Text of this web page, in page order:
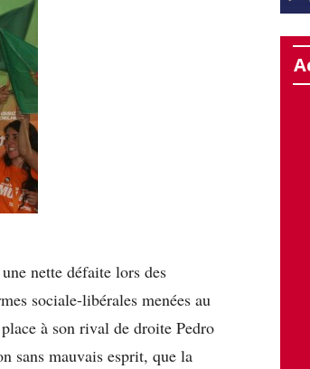
nette défaite lors des
sociale-libérales menées au
à son rival de droite Pedro
sans mauvais esprit, que la